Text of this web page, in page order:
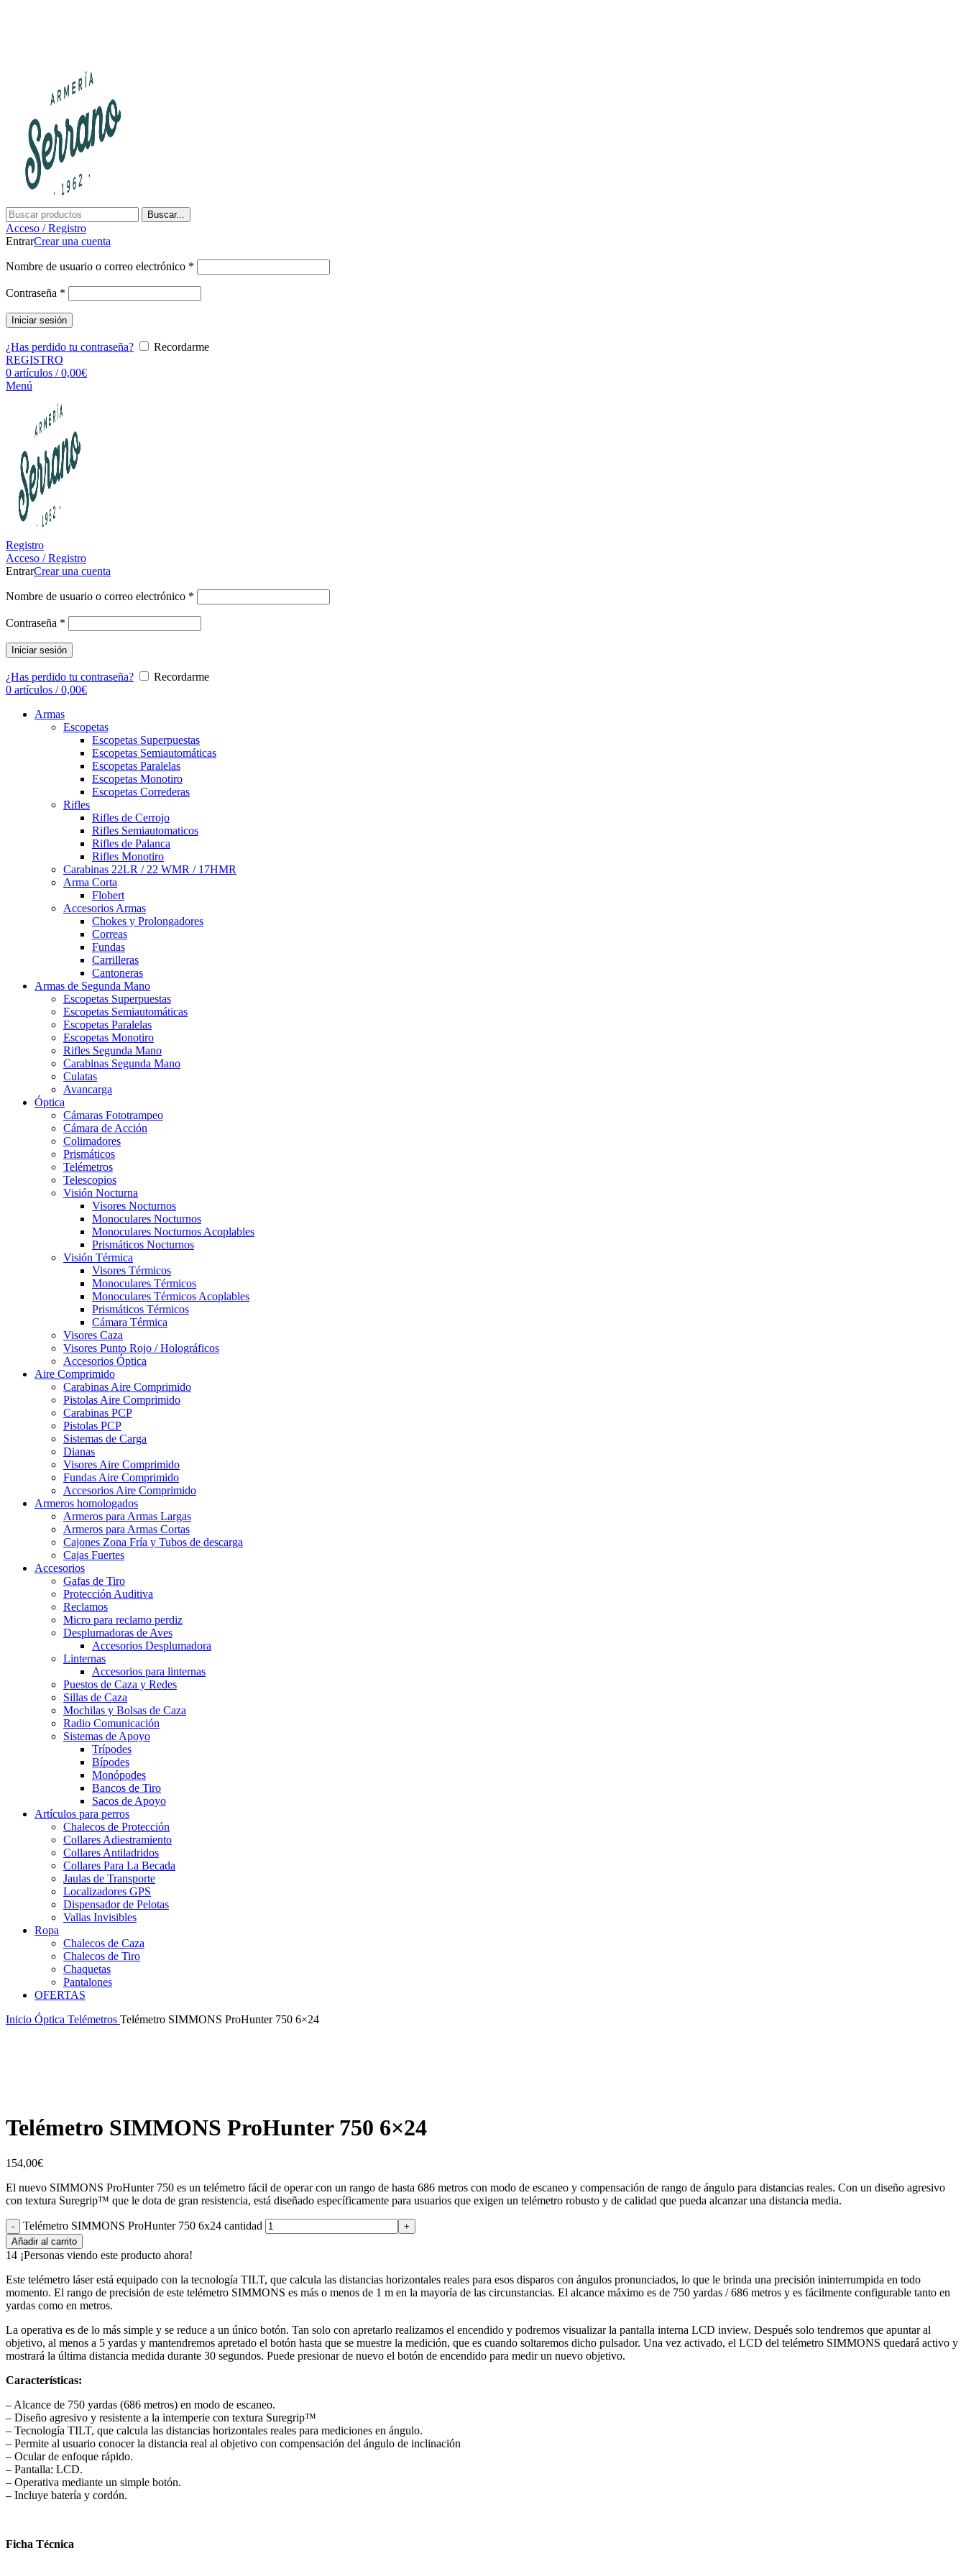
Buscar...
Acceso / Registro
EntrarCrear una cuenta
Nombre de usuario o correo electrónico *
Contraseña *
Iniciar sesión
¿Has perdido tu contraseña?
Recordarme
REGISTRO
0 artículos / 0,00€
Menú
Registro
Acceso / Registro
EntrarCrear una cuenta
Nombre de usuario o correo electrónico *
Contraseña *
Iniciar sesión
¿Has perdido tu contraseña?
Recordarme
0 artículos / 0,00€
Armas
Escopetas
Escopetas Superpuestas
Escopetas Semiautomáticas
Escopetas Paralelas
Escopetas Monotiro
Escopetas Correderas
Rifles
Rifles de Cerrojo
Rifles Semiautomaticos
Rifles de Palanca
Rifles Monotiro
Carabinas 22LR / 22 WMR / 17HMR
Arma Corta
Flobert
Accesorios Armas
Chokes y Prolongadores
Correas
Fundas
Carrilleras
Cantoneras
Armas de Segunda Mano
Escopetas Superpuestas
Escopetas Semiautomáticas
Escopetas Paralelas
Escopetas Monotiro
Rifles Segunda Mano
Carabinas Segunda Mano
Culatas
Avancarga
Óptica
Cámaras Fototrampeo
Cámara de Acción
Colimadores
Prismáticos
Telémetros
Telescopios
Visión Nocturna
Visores Nocturnos
Monoculares Nocturnos
Monoculares Nocturnos Acoplables
Prismáticos Nocturnos
Visión Térmica
Visores Térmicos
Monoculares Térmicos
Monoculares Térmicos Acoplables
Prismáticos Térmicos
Cámara Térmica
Visores Caza
Visores Punto Rojo / Holográficos
Accesorios Óptica
Aire Comprimido
Carabinas Aire Comprimido
Pistolas Aire Comprimido
Carabinas PCP
Pistolas PCP
Sistemas de Carga
Dianas
Visores Aire Comprimido
Fundas Aire Comprimido
Accesorios Aire Comprimido
Armeros homologados
Armeros para Armas Largas
Armeros para Armas Cortas
Cajones Zona Fría y Tubos de descarga
Cajas Fuertes
Accesorios
Gafas de Tiro
Protección Auditiva
Reclamos
Micro para reclamo perdiz
Desplumadoras de Aves
Accesorios Desplumadora
Linternas
Accesorios para linternas
Puestos de Caza y Redes
Sillas de Caza
Mochilas y Bolsas de Caza
Radio Comunicación
Sistemas de Apoyo
Trípodes
Bípodes
Monópodes
Bancos de Tiro
Sacos de Apoyo
Artículos para perros
Chalecos de Protección
Collares Adiestramiento
Collares Antiladridos
Collares Para La Becada
Jaulas de Transporte
Localizadores GPS
Dispensador de Pelotas
Vallas Invisibles
Ropa
Chalecos de Caza
Chalecos de Tiro
Chaquetas
Pantalones
OFERTAS
Inicio Óptica Telémetros Telémetro SIMMONS ProHunter 750 6×24
Telémetro SIMMONS ProHunter 750 6×24
154,00€
El nuevo SIMMONS ProHunter 750 es un telémetro fácil de operar con un rango de hasta 686 metros con modo de escaneo y compensación de rango de ángulo para distancias reales. Con un diseño agresivo
con textura Suregrip™ que le dota de gran resistencia, está diseñado específicamente para usuarios que exigen un telémetro robusto y de calidad que pueda alcanzar una distancia media.
Telémetro SIMMONS ProHunter 750 6x24 cantidad
Añadir al carrito
14 ¡Personas viendo este producto ahora!
Este telémetro láser está equipado con la tecnología TILT, que calcula las distancias horizontales reales para esos disparos con ángulos pronunciados, lo que le brinda una precisión ininterrumpida en todo
momento. El rango de precisión de este telémetro SIMMONS es más o menos de 1 m en la mayoría de las circunstancias. El alcance máximo es de 750 yardas / 686 metros y es fácilmente configurable tanto en
yardas como en metros.
La operativa es de lo más simple y se reduce a un único botón. Tan solo con apretarlo realizamos el encendido y podremos visualizar la pantalla interna LCD inview. Después solo tendremos que apuntar al
objetivo, al menos a 5 yardas y mantendremos apretado el botón hasta que se muestre la medición, que es cuando soltaremos dicho pulsador. Una vez activado, el LCD del telémetro SIMMONS quedará activo y
mostrará la última distancia medida durante 30 segundos. Puede presionar de nuevo el botón de encendido para medir un nuevo objetivo.
Características:
– Alcance de 750 yardas (686 metros) en modo de escaneo.
– Diseño agresivo y resistente a la intemperie con textura Suregrip™
– Tecnología TILT, que calcula las distancias horizontales reales para mediciones en ángulo.
– Permite al usuario conocer la distancia real al objetivo con compensación del ángulo de inclinación
– Ocular de enfoque rápido.
– Pantalla: LCD.
– Operativa mediante un simple botón.
– Incluye batería y cordón.
Ficha Técnica